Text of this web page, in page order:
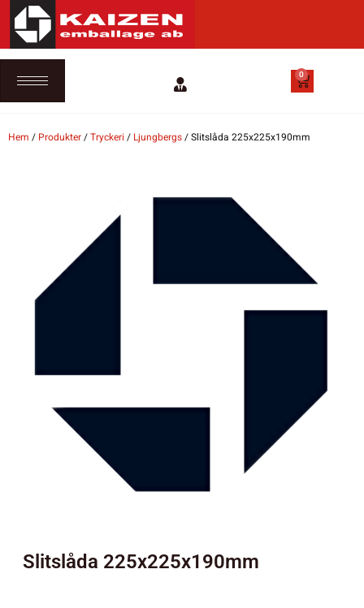
0
Hem / Produkter/Tryckeri / Ljungbergs/ Slitslåda 225x225x190mm
Slitslåda 225x225x190mm